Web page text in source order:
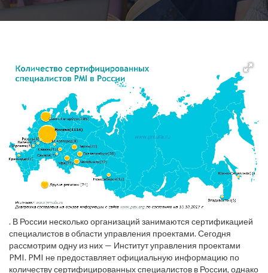
. В России несколько организаций занимаются сертификацией
специалистов в области управления проектами. Сегодня
рассмотрим одну из них — Институт управления проектами
PMI. PMI не предоставляет официальную информацию по
количеству сертифицированных специалистов в России, однако